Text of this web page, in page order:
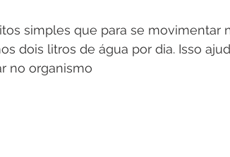
simples que para se movimentar
dois litros de água por dia. Isso
no organismo